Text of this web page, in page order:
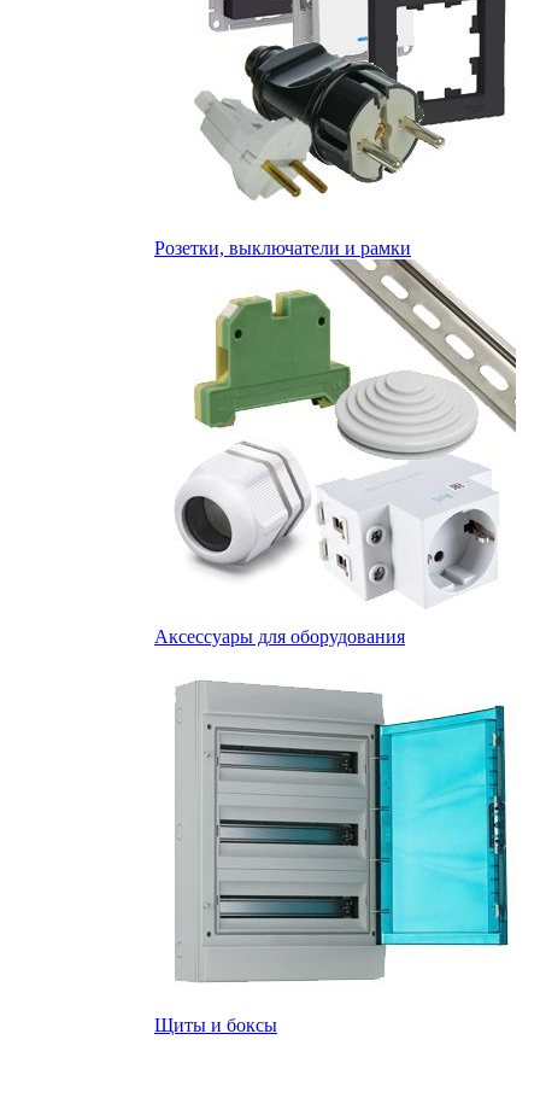
Розетки, выключатели и рамки
Аксессуары для оборудования
Щиты и боксы